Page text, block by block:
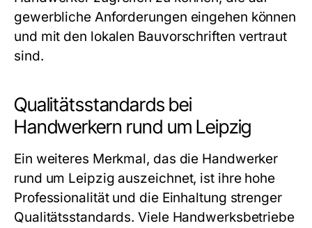
gewerbliche Anforderungen eingehen können
und mit den lokalen Bauvorschriften vertraut
sind.
Qualitätsstandards bei
Handwerkern rund um Leipzig
Ein weiteres Merkmal, das die Handwerker
rund um Leipzig auszeichnet, ist ihre hohe
Professionalität und die Einhaltung strenger
Qualitätsstandards. Viele Handwerksbetriebe